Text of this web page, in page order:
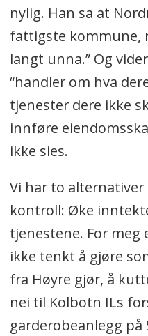
nylig. Han sa at
fattigste kommune,
langt unna.” Og
“handler om hva
tjenester dere ikke
innføre
ikke sies.
Vi har to
kontroll: Øke
tjenestene. For meg
ikke tenkt å gjøre
fra Høyre gjør, å
nei til Kolbotn ILs
garderobeanlegg på